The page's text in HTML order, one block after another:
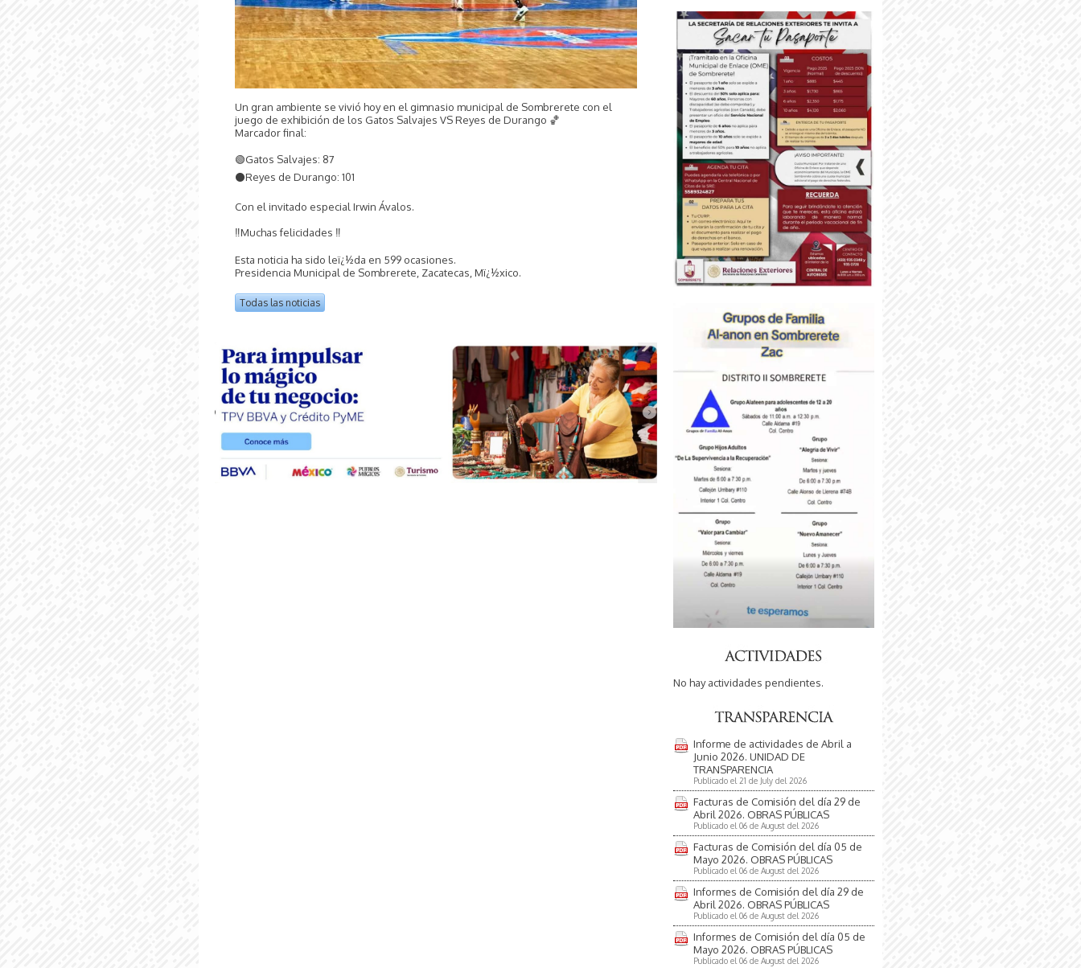
Un gran ambiente se vivió hoy en el gimnasio municipal de Sombrerete con el
juego de exhibición de los Gatos Salvajes VS Reyes de Durango 🏀
Marcador final:
🟢Gatos Salvajes: 87
⚫️Reyes de Durango: 101
Con el invitado especial Irwin Ávalos.
‼️Muchas felicidades ‼️
Esta noticia ha sido leï¿½da en 599 ocasiones.
Presidencia Municipal de Sombrerete, Zacatecas, Mï¿½xico.
Todas las noticias
No hay actividades pendientes.
Informe de actividades de Abril a
Junio 2026. UNIDAD DE
TRANSPARENCIA
Publicado el 21 de July del 2026
Facturas de Comisión del día 29 de
Abril 2026. OBRAS PÚBLICAS
Publicado el 06 de August del 2026
Facturas de Comisión del día 05 de
Mayo 2026. OBRAS PÚBLICAS
Publicado el 06 de August del 2026
Informes de Comisión del día 29 de
Abril 2026. OBRAS PÚBLICAS
Publicado el 06 de August del 2026
Informes de Comisión del día 05 de
Mayo 2026. OBRAS PÚBLICAS
Publicado el 06 de August del 2026